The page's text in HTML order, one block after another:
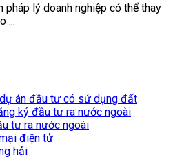
pháp lý doanh nghiệp có thể thay
...
án đầu tư có sử dụng đất
ký đầu tư ra nước ngoài
tư ra nước ngoài
điện tử
hải